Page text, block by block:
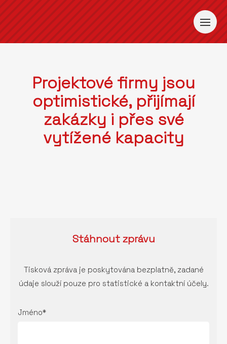
Projektové firmy jsou
optimistické, přijímají
zakázky i přes své
vytížené kapacity
Stáhnoutzprávu
Tisková zpráva je poskytována bezplatně, zadané
údaje slouží pouze pro statistické a kontaktní účely.
Jméno*